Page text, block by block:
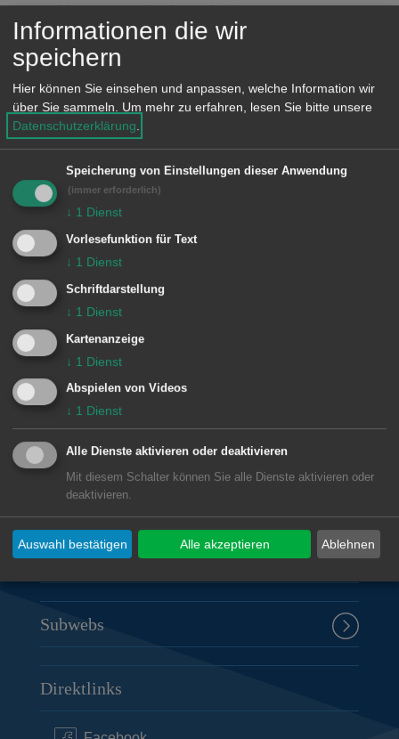
Bevölkerung sehr herzlich ein!
Der Stefansplatz bleibt wegen des
Krämermarkts am Montag von 6 Uhr
bis 20 Uhr gesperrt. Wir bitten die
Anwohner um Verständnis für die an
diesem Tag entstehenden
Behinderungen.
© Stadt Aalen, 02.01.2006
Unsere Anschrift
Rathaus Aalen
73430
Aalen
07361 52-0
Öffnungszeiten Rathaus Aalen
Subwebs
Direktlinks
Informationen die wir
speichern
Hier können Sie einsehen und anpassen, welche Information wir
über Sie sammeln. Um mehr zu erfahren, lesen Sie bitte unsere
Datenschutzerklärung.
Speicherung von Einstellungen dieser Anwendung
(immer erforderlich)
↓ 1 Dienst
Vorlesefunktion für Text
↓ 1 Dienst
Schriftdarstellung
↓ 1 Dienst
Kartenanzeige
↓ 1 Dienst
Abspielen von Videos
↓ 1 Dienst
Alle Dienste aktivieren oder deaktivieren
Mit diesem Schalter können Sie alle Dienste aktivieren oder
deaktivieren.
Ablehnen
Auswahl bestätigen Alle akzeptieren